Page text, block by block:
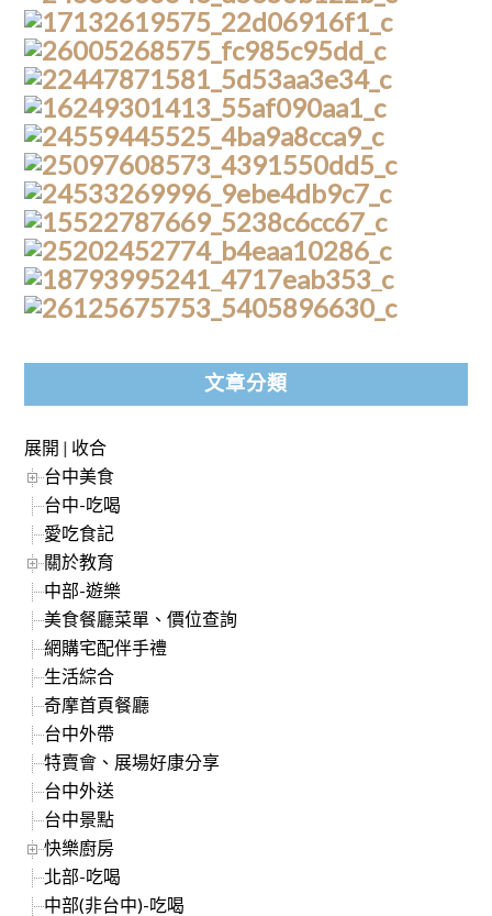
文章分類
展開 | 收合
台中美食
台中-吃喝
愛吃食記
關於教育
中部-遊樂
美食餐廳菜單、價位查詢
網購宅配伴手禮
生活綜合
奇摩首頁餐廳
台中外帶
特賣會、展場好康分享
台中外送
台中景點
快樂廚房
北部-吃喝
中部(非台中)-吃喝